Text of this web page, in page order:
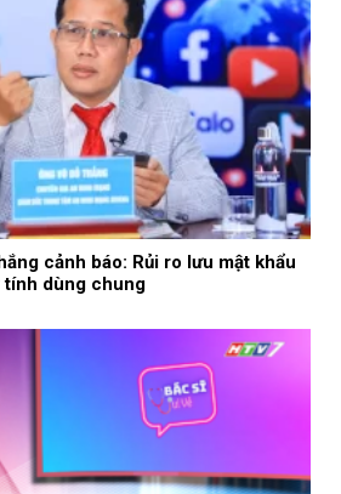
cảnh báo: Rủi ro lưu mật khẩu
dùng chung